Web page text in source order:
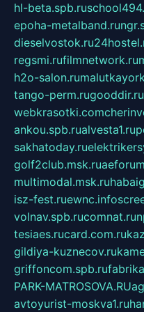
hl-beta.spb.ru
epoha-metalband.ru
dieselvostok.ru
regsmi.rufilmnetwork.ru
h2o-salon.ru
tango-perm.rugooddir.ru
webkrasotki.com
ankou.spb.rualvesta1.ru
sakhatoday.ru
golf2club.msk.ru
multimodal.msk.ru
isz-fest.ruewnc.info
volnav.spb.rucomnat.ru
tesiaes.rucard.com.ru
gildiya-kuznecov.ru
griffoncom.spb.ru
PARK-MATROSOVA.RU
avtoyurist-moskva1.ru